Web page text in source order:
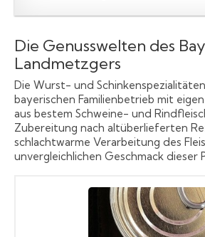
Die Genusswelten des
Landmetzgers
Die Wurst- und
bayerischen Familienbetrieb mit
aus bestem Schweine- und
Zubereitung nach altüberlieferten
schlachtwarme Verarbeitung des
unvergleichlichen Geschmack dieser